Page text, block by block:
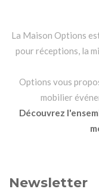
La Maison Options
pour réceptions, la
Options vous
mobilier
Découvrez
Newsletter